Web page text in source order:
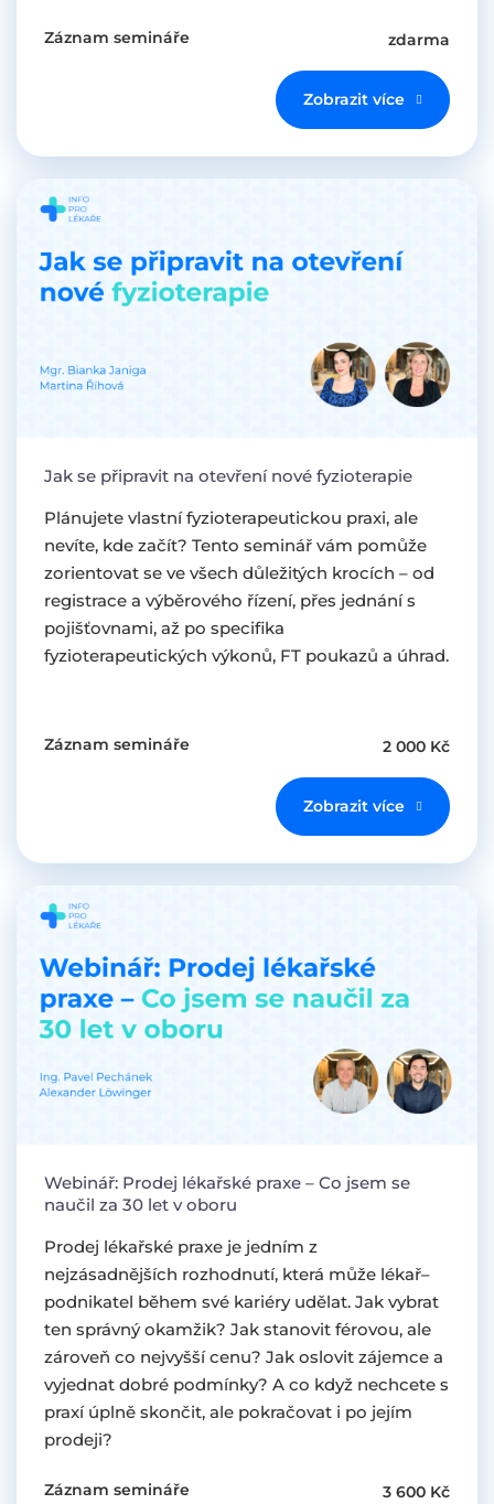
Záznam semináře zdarma
Zobrazit více
Jak se připravit na otevření nové fyzioterapie
Plánujete vlastní fyzioterapeutickou praxi, ale
nevíte, kde začít? Tento seminář vám pomůže
zorientovat se ve všech důležitých krocích – od
registrace a výběrového řízení, přes jednání s
pojišťovnami, až po specifika
fyzioterapeutických výkonů, FT poukazů a úhrad.
Záznam semináře 2 000 Kč
Zobrazit více
Webinář: Prodej lékařské praxe – Co jsem se
naučil za 30 let v oboru
Prodej lékařské praxe je jedním z
nejzásadnějších rozhodnutí, která může lékař–
podnikatel během své kariéry udělat. Jak vybrat
ten správný okamžik? Jak stanovit férovou, ale
zároveň co nejvyšší cenu? Jak oslovit zájemce a
vyjednat dobré podmínky? A co když nechcete s
praxí úplně skončit, ale pokračovat i po jejím
prodeji?
Záznam semináře 3 600 Kč